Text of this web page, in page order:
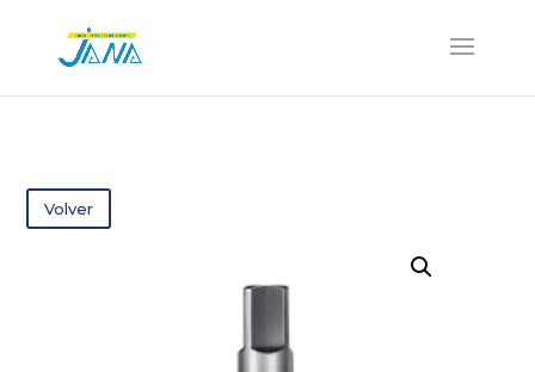
Volver